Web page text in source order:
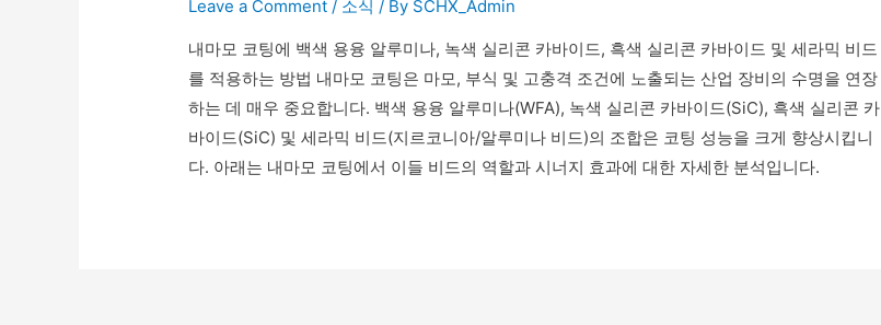
Leave a Comment / 소식 / By SCHX_Admin
내마모 코팅에 백색 용융 알루미나, 녹색 실리콘 카바이드, 흑색 실리콘 카바이드 및 세라믹 비드
를 적용하는 방법 내마모 코팅은 마모, 부식 및 고충격 조건에 노출되는 산업 장비의 수명을 연장
하는 데 매우 중요합니다. 백색 용융 알루미나(WFA), 녹색 실리콘 카바이드(SiC), 흑색 실리콘 카
바이드(SiC) 및 세라믹 비드(지르코니아/알루미나 비드)의 조합은 코팅 성능을 크게 향상시킵니
다. 아래는 내마모 코팅에서 이들 비드의 역할과 시너지 효과에 대한 자세한 분석입니다.